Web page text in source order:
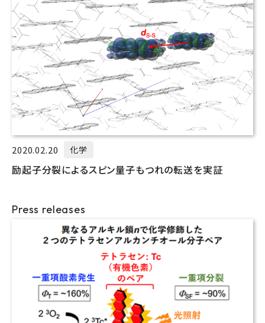
2020.02.20 化学
励起子分裂によるスピン量子もつれの転送を実証
Press releases